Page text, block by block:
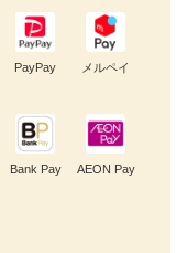
PayPay メルペイ
Bank Pay AEON Pay